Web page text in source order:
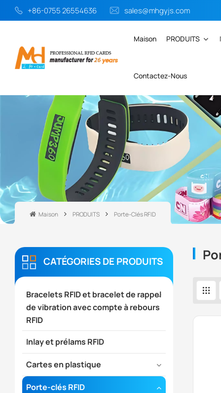
+86-0755 26554636 sales@mhgyjs.com
Maison PRODUITS
Contactez-Nous
Maison PRODUITS Porte-Clés RFID
CATÉGORIES DE PRODUITS
Bracelets RFID et bracelet de rappel
de vibration avec compte à rebours
RFID
Inlay et prélams RFID
Cartes en plastique
Porte-clés RFID